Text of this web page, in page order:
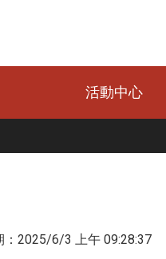
活動中心
2025/6/3 上午 09:28:37